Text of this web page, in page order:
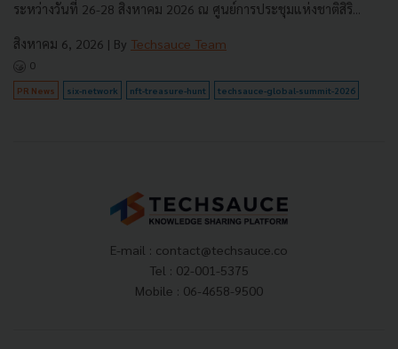
ระหว่างวันที่ 26-28 สิงหาคม 2026 ณ ศูนย์การประชุมแห่งชาติสิริ...
สิงหาคม 6, 2026 | By Techsauce Team
0
PR News six-network nft-treasure-hunt techsauce-global-summit-2026
E-mail : contact@techsauce.co
Tel : 02-001-5375
Mobile : 06-4658-9500